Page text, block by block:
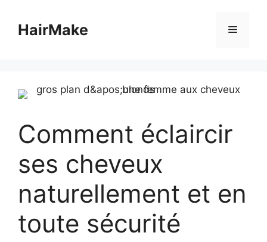
contenuHairMake Menu
Comment éclaircir
ses cheveux
naturellement et en
toute sécurité